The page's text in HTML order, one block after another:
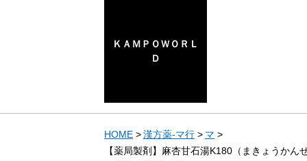
ＫＡＭＰＯＷＯＲＬ
Ｄ
HOME 漢方薬-マ行
マ
【薬局製剤】麻杏甘石湯K180（まきょうか